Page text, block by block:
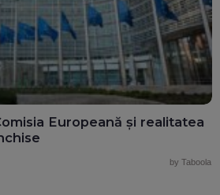
Europeană și realitatea
by Taboola